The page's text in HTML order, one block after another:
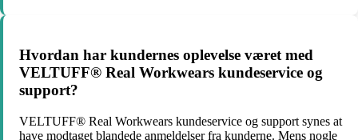
Hvordan har kundernes oplevelse været med
VELTUFF® Real Workwears kundeservice og
support?
VELTUFF® Real Workwears kundeservice og support synes at
have modtaget blandede anmeldelser fra kunderne. Mens nogle